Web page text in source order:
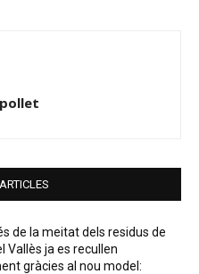
de la meitat dels residus de
Vallès ja es recullen
gràcies al nou model: